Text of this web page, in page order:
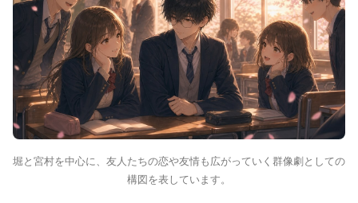
堀と宮村を中心に、友人たちの恋や友情も広がっていく群像劇としての
構図を表しています。